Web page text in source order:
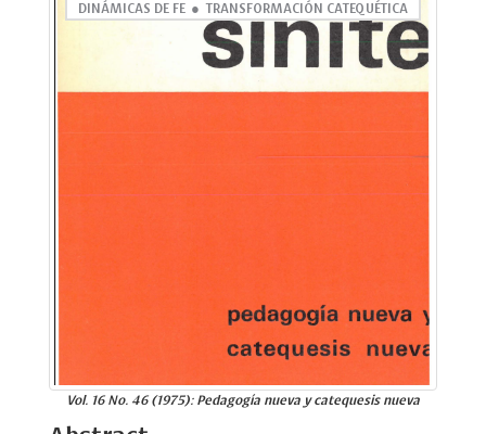
DINÁMICAS DE FE
TRANSFORMACIÓN CATEQUÉTICA
Vol. 16 No. 46 (1975): Pedagogía nueva y catequesis nueva